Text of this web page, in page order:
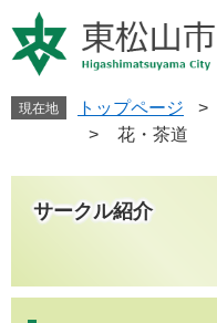
ー
ジ
す
ニ
ュ
し
現在地 トップページ >
>
花・茶道
サークル紹介